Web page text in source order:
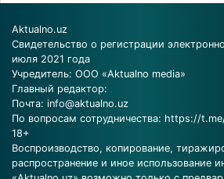
Aktualno.uz
Свидетельство о регистрации
июля 2021 года
Учредитель: ООО «Aktualno media»
Главный редактор:
Почта: info@aktualno.uz
По вопросам сотрудничества: https://
18+
Воспроизводство, копирование,
распространение и иное использование